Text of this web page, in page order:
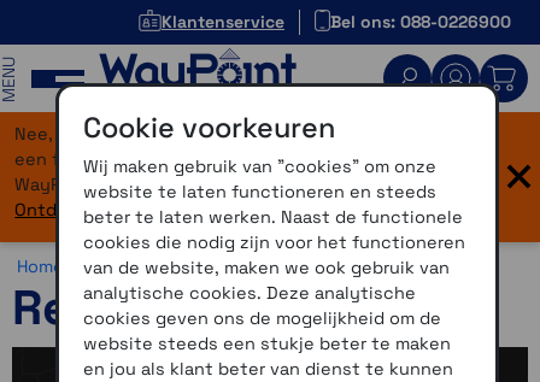
Klantenservice Bel ons: 088-0226900
Nee, je bent niet verdwaald! Onze website heeft
een flinke upgrade gekregen. Dezelfde vertrouwde
WayPoint-service, maar dan in een modern jasje.
Ontdek hier wat er allemaal nieuw is.
×
Home >Motor >Smartphone > Remotek
Remotek
Cookie voorkeuren
Wij maken gebruik van "cookies" om onze
website te laten functioneren en steeds
beter te laten werken. Naast de functionele
cookies die nodig zijn voor het functioneren
van de website, maken we ook gebruik van
analytische cookies. Deze analytische
cookies geven ons de mogelijkheid om de
website steeds een stukje beter te maken
en jou als klant beter van dienst te kunnen